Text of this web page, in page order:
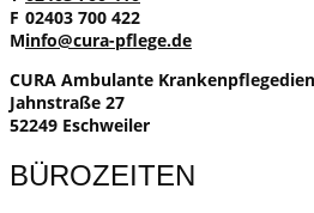
F 02403 700 422
Minfo@cura-pflege.de
CURA Ambulante
Jahnstraße 27
52249 Eschweiler
BÜROZEITEN